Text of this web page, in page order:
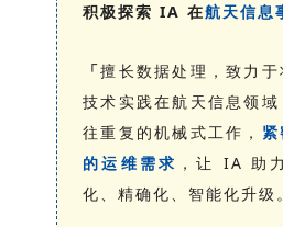
积极探索 IA 在航天信息
「擅长数据处理，致力
技术实践在航天信息领
往重复的机械式工作，
的运维需求 ，让 IA 助
化、精确化、智能化升级。